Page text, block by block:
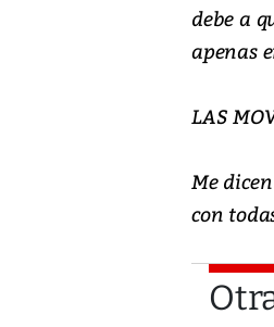
debe a
apenas
LAS
Me
con